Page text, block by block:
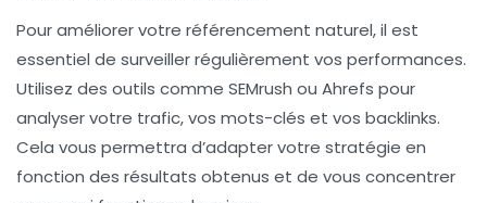
Pour améliorer votre référencement naturel, il est
essentiel de surveiller régulièrement vos performances.
Utilisez des outils comme SEMrush ou Ahrefs pour
analyser votre trafic, vos mots-clés et vos backlinks.
Cela vous permettra d’adapter votre stratégie en
fonction des résultats obtenus et de vous concentrer